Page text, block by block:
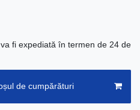
fi expediată în termen de 24 de
de cumpărături